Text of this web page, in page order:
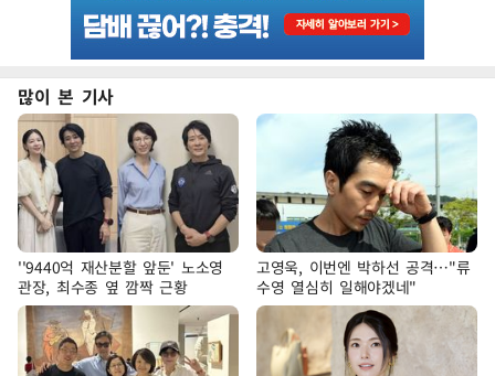
많이 본 기사
''9440억 재산분할 앞둔' 노소영
관장, 최수종 옆 깜짝 근황
고영욱, 이번엔 박하선 공격…"류
수영 열심히 일해야겠네"